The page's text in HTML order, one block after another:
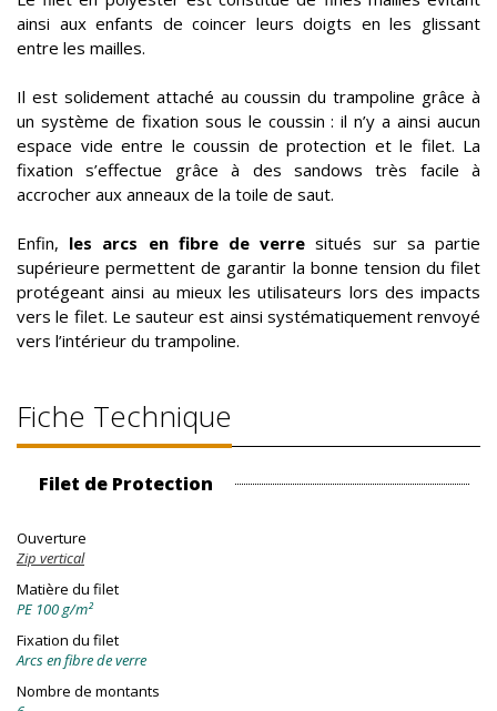
ainsi aux enfants de coincer leurs doigts en les glissant
entre les mailles.
Il est solidement attaché au coussin du trampoline grâce à
un système de fixation sous le coussin : il n’y a ainsi aucun
espace vide entre le coussin de protection et le filet. La
fixation s’effectue grâce à des sandows très facile à
accrocher aux anneaux de la toile de saut.
Enfin, les arcs en fibre de verre situés sur sa partie
supérieure permettent de garantir la bonne tension du filet
protégeant ainsi au mieux les utilisateurs lors des impacts
vers le filet. Le sauteur est ainsi systématiquement renvoyé
vers l’intérieur du trampoline.
Fiche Technique
Filet de Protection
Ouverture
Zip vertical
Matière du filet
PE 100 g/m²
Fixation du filet
Arcs en fibre de verre
Nombre de montants